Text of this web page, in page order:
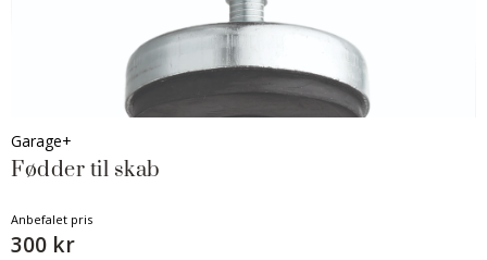
Garage+
Fødder til skab
Anbefalet pris
300 kr